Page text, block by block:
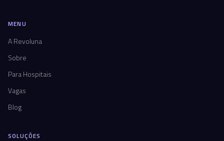
MENU
A Revoluna
Sobre
Para Hospitais
Vagas
Blog
SOLUÇÕES